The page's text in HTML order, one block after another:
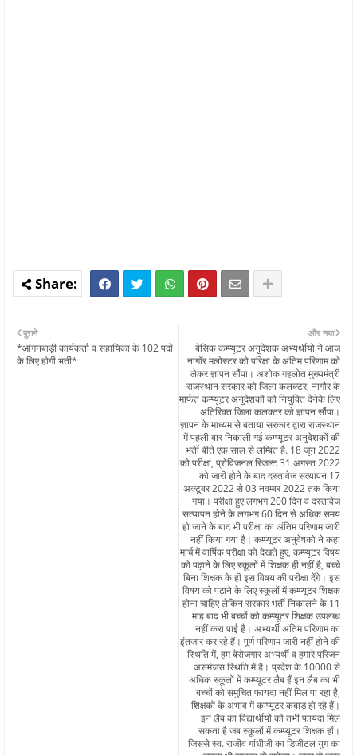
और नया
बेसिक कम्प्यूटर अनुदेशक अभ्यर्थीयो ने आज
नागॉर मलोस्टर को परिक्षा के अंतिम परिणाम को
लेकर ज्ञापन सौंपा। अशोक गहलोत मुख्यमंत्री
राजस्थान सरकार को जिला कलक्टर, नागौर के
मार्फत कम्प्यूटर अनुदेशकों को नियुक्ति देनेके लिए
अतिरिक्त जिला कलक्टर को ज्ञापन सौंपा।
ज्ञापन के माध्यम से बताया सरकार द्वारा राजस्थान
में पहली बार निकाली गई कम्प्यूटर अनुदेशकों की
भर्ती बीते एक साल से लम्बित है. 18 जून 2022
को परीक्षा, प्रोविजनल रिजल्ट 31 अगस्त 2022
को जारी होने के बाद दस्तावेज सत्यापन 17
अक्टूबर 2022 से 03 नवम्बर 2022 तक किया
गया। परीक्षा हुए लगभग 200 दिन व दस्तावेज
सत्यापन होने के लगभग 60 दिन से अधिक समय
हो जाने के बाद भी परीक्षा का अंतिम परिणाम जारी
नहीं किया गया है। कम्प्यूटर अनुवेषको ने कहा
मार्च में वार्षिक परीक्षा को देखते हुए, कम्प्यूटर विषय
को पढ़ाने के लिए स्कूलों में शिक्षक ही नहीं है, बच्चे
बिना शिक्षक के ही इस विषय की परीक्षा देंगे। इस
विषय को पढ़ाने के लिए स्कूलों में कम्प्यूटर शिक्षक
होना चाहिए लेकिन सरकार भर्ती निकालने के 11
माह बाद भी बच्चों को कम्प्यूटर शिक्षक उपलब्ध
नहीं करा पाई है। अभ्यर्थी अंतिम परिणाम का
इंतजार कर रहे हैं। पूर्ण परिणाम जारी नहीं होने की
स्थिति में, हम बेरोजगार अभ्यर्थी व हमारे परिजन
असमंजस स्थिति में है। प्रदेश के 10000 से
अधिक स्कूलों में कम्प्यूटर लैब हैं इन लैब का भी
बच्चों को समुचित फायदा नहीं मिल पा रहा है,
शिक्षकों के अभाव में कम्प्यूटर कबाड़ हो रहे हैं।
इन लैब का विद्यार्थीयों को तभी फायदा मिल
सकता है जब स्कूलों में कम्प्यूटर शिक्षक हों।
जिससे स्व. राजीव गांधीजी का डिजीटल युग का
पुराने
*आंगनबाड़ी कार्यकर्ता व सहायिका के 102 पदों
के लिए होगी भर्ती*